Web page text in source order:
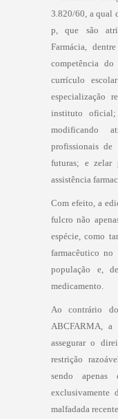
3.820/60, a qual
p, que são
Farmácia,
competência
currículo
especialização
instituto oficial;
modificando
profissionais de
futuras; e zelar
assistência
Com efeito, a
fulcro não
espécie, como
farmacêutico
população e,
medicamento.
Ao contrário
ABCFARMA,
assegurar o
restrição
sendo
exclusivamente
malfadada